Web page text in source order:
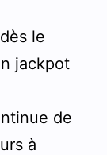
le
jackpot
de
à